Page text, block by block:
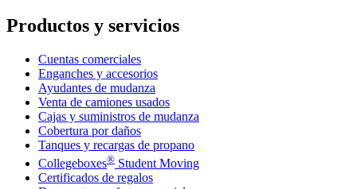
Productos y servicios
Cuentas comerciales
Enganches y accesorios
Ayudantes de mudanza
Venta de camiones usados
Cajas y suministros de mudanza
Cobertura por daños
Tanques y recargas de propano
Collegeboxes® Student Moving
Certificados de regalos